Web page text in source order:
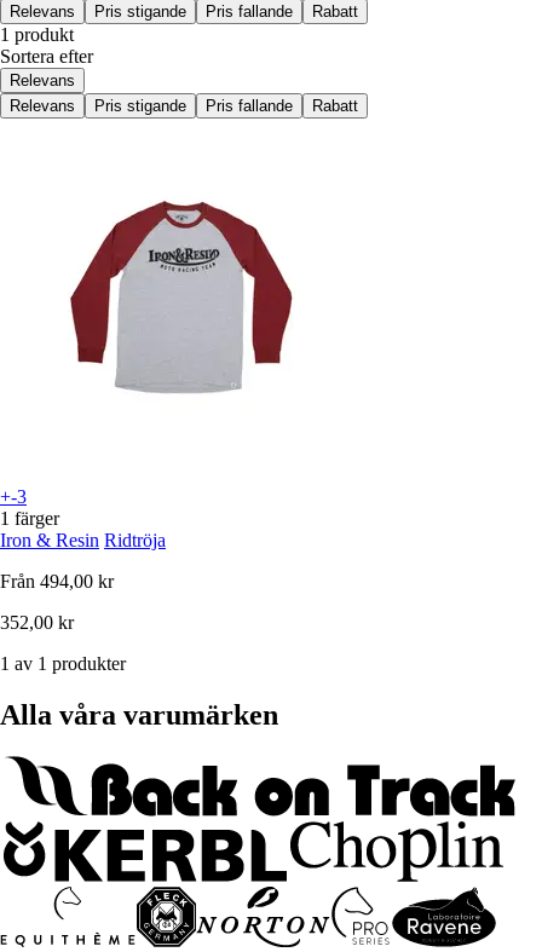
Relevans
Pris stigande Pris fallande Rabatt
1 produkt
Sortera efter
Relevans
Relevans
Pris stigande Pris fallande Rabatt
+-3
1 färger
Iron & Resin Ridtröja
Från 494,00 kr
352,00 kr
1 av 1 produkter
Alla våra varumärken